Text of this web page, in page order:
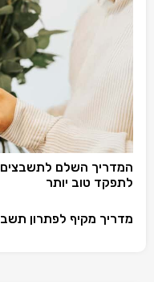
המדריך השלם לתשבצים
לתפקד טוב יותר
מדריך מקיף לפתרון